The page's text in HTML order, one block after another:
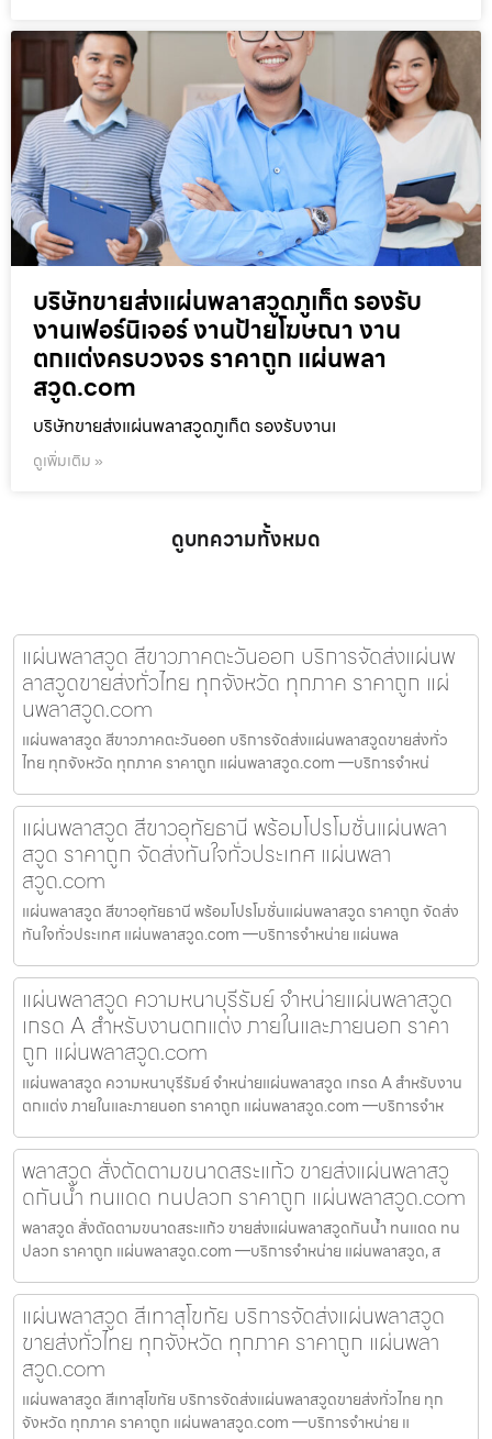
บริษัทขายส่งแผ่นพลาสวูดภูเก็ต รองรับ
งานเฟอร์นิเจอร์ งานป้ายโฆษณา งาน
ตกแต่งครบวงจร ราคาถูก แผ่นพลา
สวูด.com
บริษัทขายส่งแผ่นพลาสวูดภูเก็ต รองรับงานเ
ดูเพิ่มเติม »
ดูบทความทั้งหมด
แผ่นพลาสวูด สีขาวภาคตะวันออก บริการจัดส่งแผ่นพ
ลาสวูดขายส่งทั่วไทย ทุกจังหวัด ทุกภาค ราคาถูก แผ่
นพลาสวูด.com
แผ่นพลาสวูด สีขาวภาคตะวันออก บริการจัดส่งแผ่นพลาสวูดขายส่งทั่ว
ไทย ทุกจังหวัด ทุกภาค ราคาถูก แผ่นพลาสวูด.com —บริการจำหน่
แผ่นพลาสวูด สีขาวอุทัยธานี พร้อมโปรโมชั่นแผ่นพลา
สวูด ราคาถูก จัดส่งทันใจทั่วประเทศ แผ่นพลา
สวูด.com
แผ่นพลาสวูด สีขาวอุทัยธานี พร้อมโปรโมชั่นแผ่นพลาสวูด ราคาถูก จัดส่ง
ทันใจทั่วประเทศ แผ่นพลาสวูด.com —บริการจำหน่าย แผ่นพล
แผ่นพลาสวูด ความหนาบุรีรัมย์ จำหน่ายแผ่นพลาสวูด
เกรด A สำหรับงานตกแต่ง ภายในและภายนอก ราคา
ถูก แผ่นพลาสวูด.com
แผ่นพลาสวูด ความหนาบุรีรัมย์ จำหน่ายแผ่นพลาสวูด เกรด A สำหรับงาน
ตกแต่ง ภายในและภายนอก ราคาถูก แผ่นพลาสวูด.com —บริการจำห
พลาสวูด สั่งตัดตามขนาดสระแก้ว ขายส่งแผ่นพลาสวู
ดกันน้ำ ทนแดด ทนปลวก ราคาถูก แผ่นพลาสวูด.com
พลาสวูด สั่งตัดตามขนาดสระแก้ว ขายส่งแผ่นพลาสวูดกันน้ำ ทนแดด ทน
ปลวก ราคาถูก แผ่นพลาสวูด.com —บริการจำหน่าย แผ่นพลาสวูด, ส
แผ่นพลาสวูด สีเทาสุโขทัย บริการจัดส่งแผ่นพลาสวูด
ขายส่งทั่วไทย ทุกจังหวัด ทุกภาค ราคาถูก แผ่นพลา
สวูด.com
แผ่นพลาสวูด สีเทาสุโขทัย บริการจัดส่งแผ่นพลาสวูดขายส่งทั่วไทย ทุก
จังหวัด ทุกภาค ราคาถูก แผ่นพลาสวูด.com —บริการจำหน่าย แ